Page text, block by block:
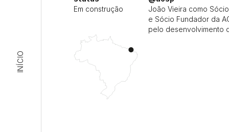
INÍCIO
Em construção
João Vieira como
e Sócio Fundador da
pelo desenvolvimento